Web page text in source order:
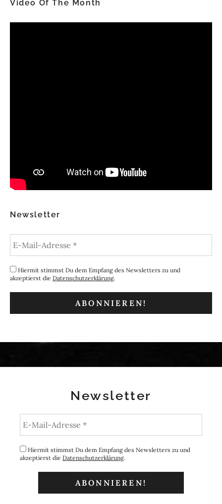
Video Of The Month
Newsletter
Hiermit stimmst Du dem Empfang des Newsletters zu und
akzeptierst die Datenschutzerklärung.
Newsletter
Hiermit stimmst Du dem Empfang des Newsletters zu und
akzeptierst die Datenschutzerklärung.